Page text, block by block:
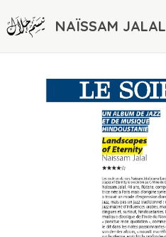
NAÏSSAM JALAL